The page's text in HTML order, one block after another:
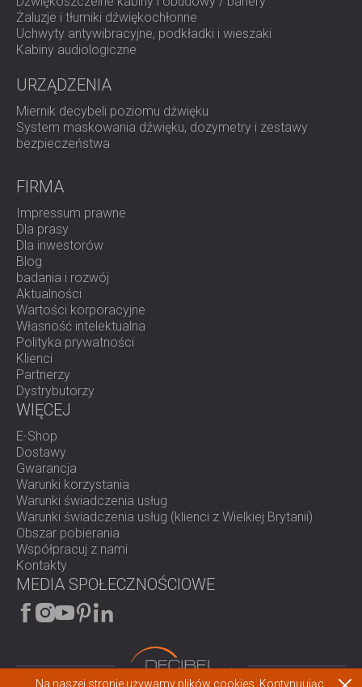
Żaluzje i tłumiki dźwiękochłonne
Uchwyty antywibracyjne, podkładki i wieszaki
Kabiny audiologiczne
URZĄDZENIA
Miernik decybeli poziomu dźwięku
System maskowania dźwięku, dozymetry i zestawy
bezpieczeństwa
FIRMA
Impressum prawne
Dla prasy
Dla inwestorów
Blog
badania i rozwój
Aktualności
Wartości korporacyjne
Własność intelektualna
Polityka prywatności
Klienci
Partnerzy
Dystrybutorzy
WIĘCEJ
E-Shop
Dostawy
Gwarancja
Warunki korzystania
Warunki świadczenia usług
Warunki świadczenia usług (klienci z Wielkiej Brytanii)
Obszar pobierania
Współpracuj z nami
Kontakty
MEDIA SPOŁECZNOŚCIOWE
Na naszej stronie używamy plików cookies. Kontynuując,